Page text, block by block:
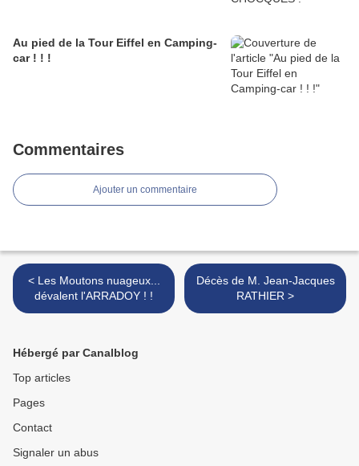
Au pied de la Tour Eiffel en Camping-
car ! ! !
Commentaires
Ajouter un commentaire
< Les Moutons nuageux...
dévalent l'ARRADOY ! !
Décès de M. Jean-Jacques
RATHIER >
Hébergé par Canalblog
Top articles
Pages
Contact
Signaler un abus